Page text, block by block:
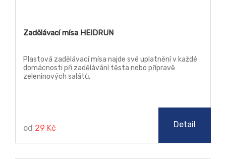
Zadělávací mísa HEIDRUN
Plastová zadělávací mísa najde své uplatnění v každé
domácnosti při zadělávání těsta nebo přípravě
zeleninových salátů.
od 29 Kč Detail